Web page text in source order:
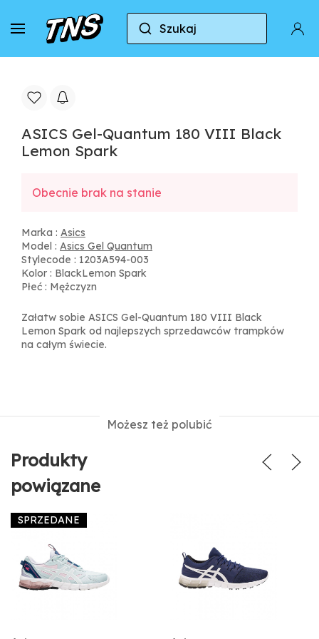
Szukaj
Do domu Asics Gel Quantum
ASICS Gel-Quantum 180 VIII Black
Lemon Spark
Obecnie brak na stanie
Marka : Asics
Model : Asics Gel Quantum
Stylecode : 1203A594-003
Kolor : BlackLemon Spark
Płeć : Mężczyzn
Załatw sobie ASICS Gel-Quantum 180 VIII Black
Lemon Spark od najlepszych sprzedawców trampków
na całym świecie.
Możesz też polubić
Produkty
powiązane
SPRZEDANE